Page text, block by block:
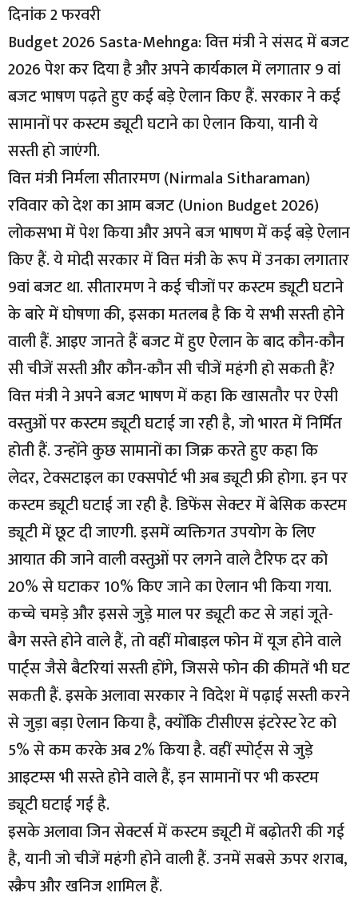
दिनांक 2 फरवरी
Budget 2026 Sasta-Mehnga: वित्त मंत्री ने संसद में बजट
2026 पेश कर दिया है और अपने कार्यकाल में लगातार 9 वां
बजट भाषण पढ़ते हुए कई बड़े ऐलान किए हैं. सरकार ने कई
सामानों पर कस्टम ड्यूटी घटाने का ऐलान किया, यानी ये
सस्ती हो जाएंगी.
वित्त मंत्री निर्मला सीतारमण (Nirmala Sitharaman)
रविवार को देश का आम बजट (Union Budget 2026)
लोकसभा में पेश किया और अपने बज भाषण में कई बड़े ऐलान
किए हैं. ये मोदी सरकार में वित्त मंत्री के रूप में उनका लगातार
9वां बजट था. सीतारमण ने कई चीजों पर कस्टम ड्यूटी घटाने
के बारे में घोषणा की, इसका मतलब है कि ये सभी सस्ती होने
वाली हैं. आइए जानते हैं बजट में हुए ऐलान के बाद कौन-कौन
सी चीजें सस्ती और कौन-कौन सी चीजें महंगी हो सकती हैं?
वित्त मंत्री ने अपने बजट भाषण में कहा कि खासतौर पर ऐसी
वस्तुओं पर कस्टम ड्यूटी घटाई जा रही है, जो भारत में निर्मित
होती हैं. उन्होंने कुछ सामानों का जिक्र करते हुए कहा कि
लेदर, टेक्सटाइल का एक्सपोर्ट भी अब ड्यूटी फ्री होगा. इन पर
कस्टम ड्यूटी घटाई जा रही है. डिफेंस सेक्टर में बेसिक कस्टम
ड्यूटी में छूट दी जाएगी. इसमें व्यक्तिगत उपयोग के लिए
आयात की जाने वाली वस्तुओं पर लगने वाले टैरिफ दर को
20% से घटाकर 10% किए जाने का ऐलान भी किया गया.
कच्चे चमड़े और इससे जुड़े माल पर ड्यूटी कट से जहां जूते-
बैग सस्ते होने वाले हैं, तो वहीं मोबाइल फोन में यूज होने वाले
पार्ट्स जैसे बैटरियां सस्ती होंगे, जिससे फोन की कीमतें भी घट
सकती हैं. इसके अलावा सरकार ने विदेश में पढ़ाई सस्ती करने
से जुड़ा बड़ा ऐलान किया है, क्योंकि टीसीएस इंटरेस्ट रेट को
5% से कम करके अब 2% किया है. वहीं स्पोर्ट्स से जुड़े
आइटम्स भी सस्ते होने वाले हैं, इन सामानों पर भी कस्टम
ड्यूटी घटाई गई है.
इसके अलावा जिन सेक्टर्स में कस्टम ड्यूटी में बढ़ोतरी की गई
है, यानी जो चीजें महंगी होने वाली हैं. उनमें सबसे ऊपर शराब,
स्क्रैप और खनिज शामिल हैं.